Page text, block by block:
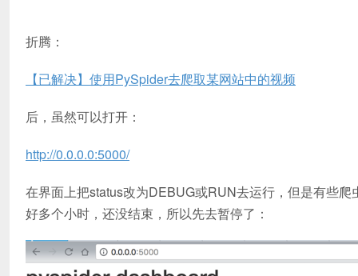
折腾：
【已解决】使用PySpider去爬取某网站中的视频
后，虽然可以打开：
http://0.0.0.0:5000/
在界面上把status改为DEBUG或RUN去运行，但是有些
好多个小时，还没结束，所以先去暂停了：